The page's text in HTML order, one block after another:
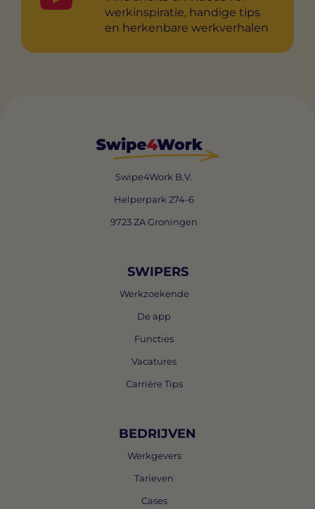
werkinspiratie, handige tips
en herkenbare werkverhalen
Swipe4Work B.V.
Helperpark 274-6
9723 ZA Groningen
SWIPERS
Werkzoekende
De app
Functies
Vacatures
Carrière Tips
BEDRIJVEN
Werkgevers
Tarieven
Cases